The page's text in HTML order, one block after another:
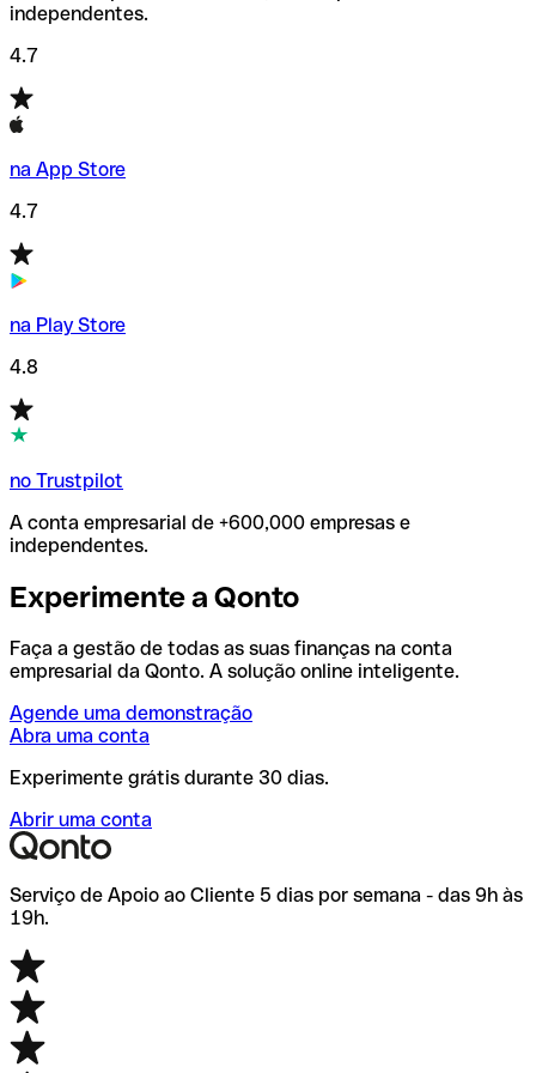
independentes.
4.7
na App Store
4.7
na Play Store
4.8
no Trustpilot
A conta empresarial de +600,000 empresas e
independentes.
Experimente a Qonto
Faça a gestão de todas as suas finanças na conta
empresarial da Qonto. A solução online inteligente.
Agende uma demonstração
Abra uma conta
Experimente grátis durante 30 dias.
Abrir uma conta
Serviço de Apoio ao Cliente 5 dias por semana - das 9h às
19h.